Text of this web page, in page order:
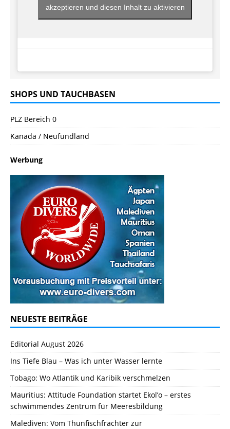
akzeptieren und diesen Inhalt zu aktivieren
SHOPS UND TAUCHBASEN
PLZ Bereich 0
Kanada / Neufundland
Werbung
NEUESTE BEITRÄGE
Editorial August 2026
Ins Tiefe Blau – Was ich unter Wasser lernte
Tobago: Wo Atlantik und Karibik verschmelzen
Mauritius: Attitude Foundation startet Ekol’o – erstes
schwimmendes Zentrum für Meeresbildung
Malediven: Vom Thunfischfrachter zur